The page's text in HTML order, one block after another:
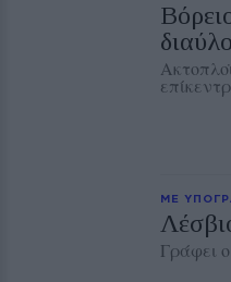
ΜΕ